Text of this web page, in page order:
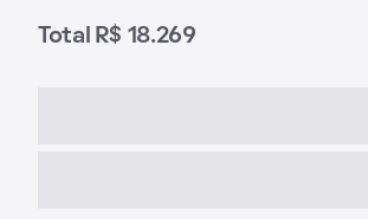
Total R$ 18.269